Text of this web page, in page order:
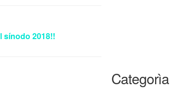
sínodo 2018!!
Categorìa